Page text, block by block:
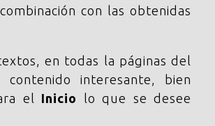
con las obtenidas
en todas la páginas del
interesante, bien
el Inicio
lo que se desee